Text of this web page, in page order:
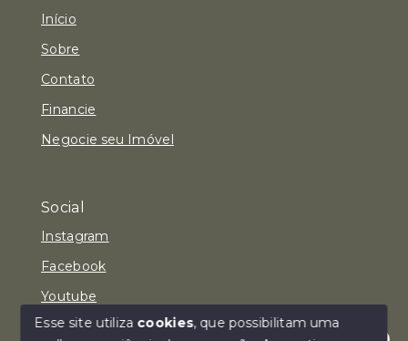
Início
Sobre
Contato
Financie
Negocie seu Imóvel
Social
Instagram
Facebook
Youtube
Esse site utiliza cookies, que possibilitam uma